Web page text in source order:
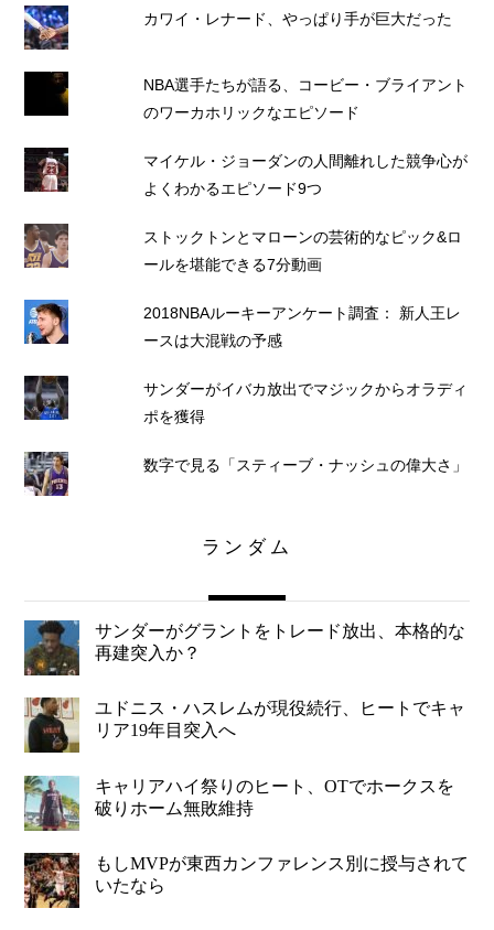
カワイ・レナード、やっぱり手が巨大だった
NBA選手たちが語る、コービー・ブライアント
のワーカホリックなエピソード
マイケル・ジョーダンの人間離れした競争心が
よくわかるエピソード9つ
ストックトンとマローンの芸術的なピック&ロ
ールを堪能できる7分動画
2018NBAルーキーアンケート調査： 新人王レ
ースは大混戦の予感
サンダーがイバカ放出でマジックからオラディ
ポを獲得
数字で見る「スティーブ・ナッシュの偉大さ」
ランダム
サンダーがグラントをトレード放出、本格的な
再建突入か？
ユドニス・ハスレムが現役続行、ヒートでキャ
リア19年目突入へ
キャリアハイ祭りのヒート、OTでホークスを
破りホーム無敗維持
もしMVPが東西カンファレンス別に授与されて
いたなら